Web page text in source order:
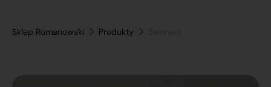
Sklep Romanowski Produkty